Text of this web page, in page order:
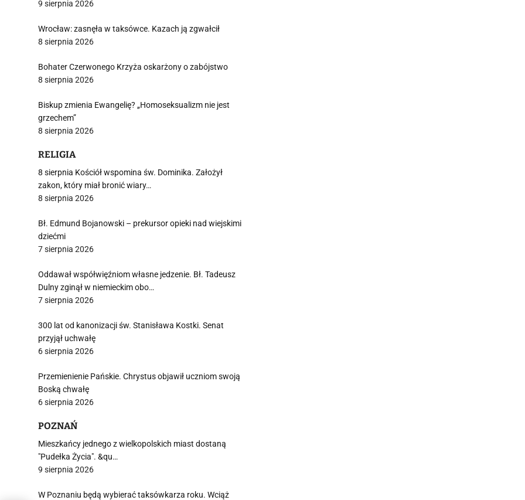
9 sierpnia 2026
Wrocław: zasnęła w taksówce. Kazach ją zgwałcił
8 sierpnia 2026
Bohater Czerwonego Krzyża oskarżony o zabójstwo
8 sierpnia 2026
Biskup zmienia Ewangelię? „Homoseksualizm nie jest
grzechem”
8 sierpnia 2026
RELIGIA
8 sierpnia Kościół wspomina św. Dominika. Założył
zakon, który miał bronić wiary…
8 sierpnia 2026
Bł. Edmund Bojanowski – prekursor opieki nad wiejskimi
dziećmi
7 sierpnia 2026
Oddawał współwięźniom własne jedzenie. Bł. Tadeusz
Dulny zginął w niemieckim obo…
7 sierpnia 2026
300 lat od kanonizacji św. Stanisława Kostki. Senat
przyjął uchwałę
6 sierpnia 2026
Przemienienie Pańskie. Chrystus objawił uczniom swoją
Boską chwałę
6 sierpnia 2026
POZNAŃ
Mieszkańcy jednego z wielkopolskich miast dostaną
"Pudełka Życia". &qu…
9 sierpnia 2026
W Poznaniu będą wybierać taksówkarza roku. Wciąż